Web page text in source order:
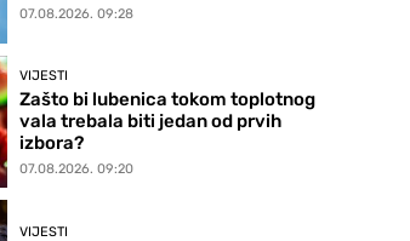
07.08.2026. 09:28
VIJESTI
Zašto bi lubenica tokom toplotnog
vala trebala biti jedan od prvih
izbora?
07.08.2026. 09:20
VIJESTI